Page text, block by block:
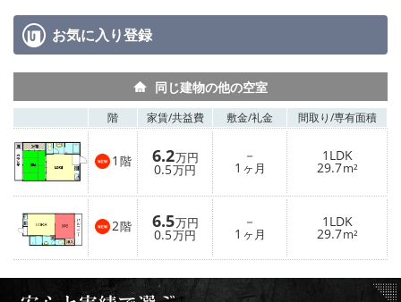
お気に入り登録
同じ建物の他の空室
階 家賃/共益費 敷金/礼金 間取り/専有面積
1 階 6.2万円
0.5万円
－
1 ヶ月
1LDK
29.7m²
2階 6.5万円
0.5万円
－
1 ヶ月
1LDK
29.7m²